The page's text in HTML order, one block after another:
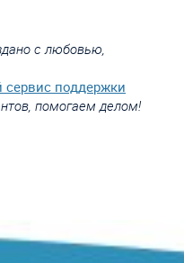
с любовью,
поддержки
помогаем делом!